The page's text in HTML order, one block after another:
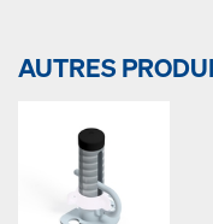
AUTRES